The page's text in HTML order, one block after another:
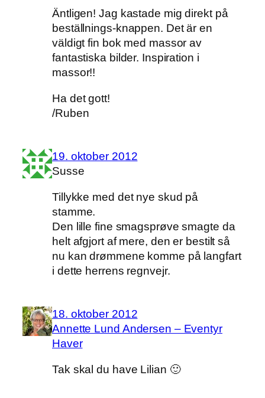
Äntligen! Jag kastade mig direkt på
beställnings-knappen. Det är en
väldigt fin bok med massor av
fantastiska bilder. Inspiration i
massor!!
Ha det gott!
/Ruben
19. oktober 2012
Susse
Tillykke med det nye skud på
stamme.
Den lille fine smagsprøve smagte da
helt afgjort af mere, den er bestilt så
nu kan drømmene komme på langfart
i dette herrens regnvejr.
18. oktober 2012
Annette Lund Andersen – Eventyr
Haver
Tak skal du have Lilian 🙂